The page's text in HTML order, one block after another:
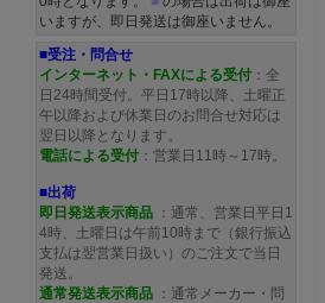
いますが、即日発送は御座いません。
■受注・問合せ
インターネット・FAXによる受付 ：全
日24時間受付。平日17時以降、土曜正
午以降および休業日のお問合せ対応は
翌日以降となります。
電話による受付 ：営業日11時～17時。
■出荷
即日発送表示商品 ：通常、営業日平日1
4時、土曜日は午前10時まで（銀行振込
支払は翌営業日扱い）のご注文で当日
発送。
通常発送表示商品 ：通常メーカー・問